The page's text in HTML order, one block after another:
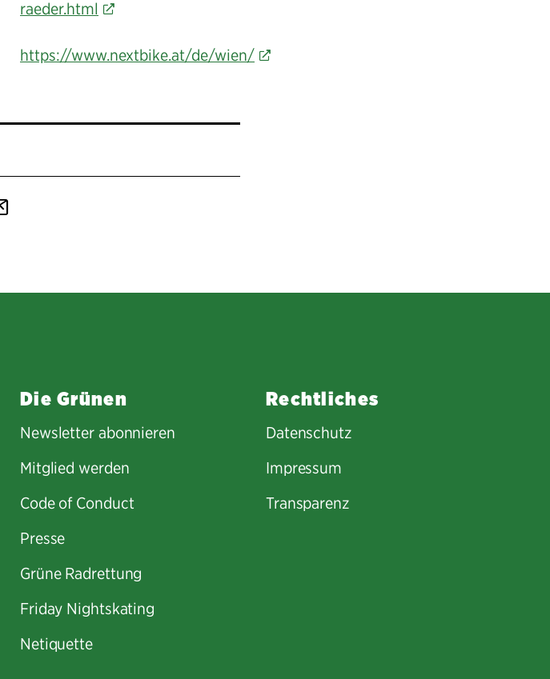
raeder.html
https://www.nextbike.at/de/wien/
Per
Die Grünen
Newsletter abonnieren
Mitglied werden
Code of Conduct
Presse
Grüne Radrettung
Friday Nightskating
Netiquette
Rechtliches
Datenschutz
Impressum
Transparenz